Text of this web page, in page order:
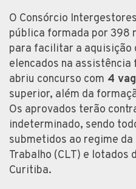
O Consórcio
pública formada por 398
para facilitar a aquisição
elencados na
abriu concurso com 4
superior, além da
Os aprovados terão
indeterminado, sendo
submetidos ao regime
Trabalho (CLT) e lotados
Curitiba.